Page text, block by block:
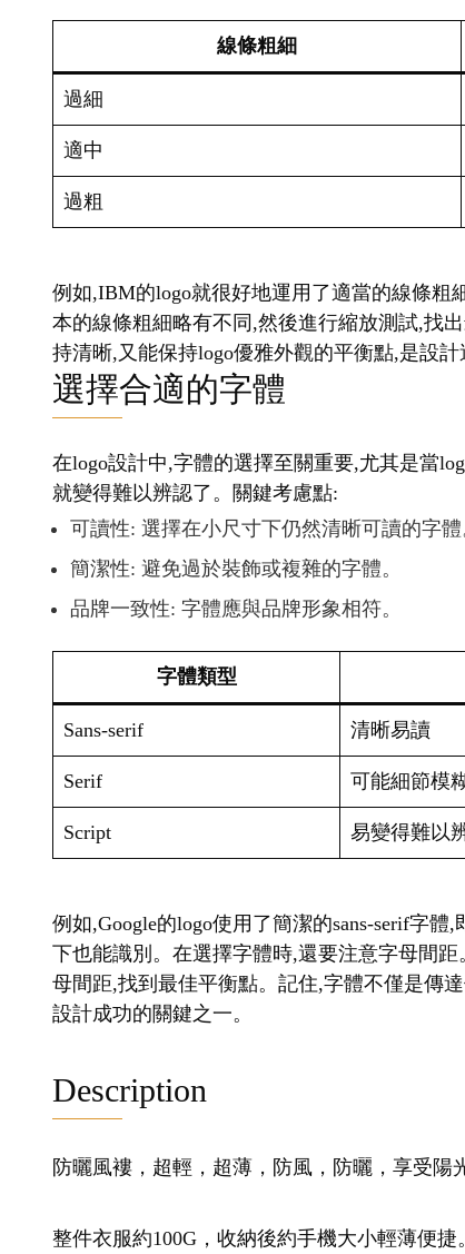
線條粗細
過細
適中
過粗
例如,IBM的logo就很好地運用了適當的線條粗
本的線條粗細略有不同,然後進行縮放測試,找
持清晰,又能保持logo優雅外觀的平衡點,是設計
選擇合適的字體
在logo設計中,字體的選擇至關重要,尤其是當
就變得難以辨認了。關鍵考慮點:
可讀性: 選擇在小尺寸下仍然清晰可讀的字體
簡潔性: 避免過於裝飾或複雜的字體。
品牌一致性: 字體應與品牌形象相符。
字體類型
Sans-serif 清晰易讀
Serif 可能細節模
Script 易變得難以
例如,Google的logo使用了簡潔的sans-serif字
下也能識別。在選擇字體時,還要注意字母間
母間距,找到最佳平衡點。記住,字體不僅是傳
設計成功的關鍵之一。
Description
防曬風褸，超輕，超薄，防風，防曬，享受陽
整件衣服約100G，收納後約手機大小輕薄便捷。